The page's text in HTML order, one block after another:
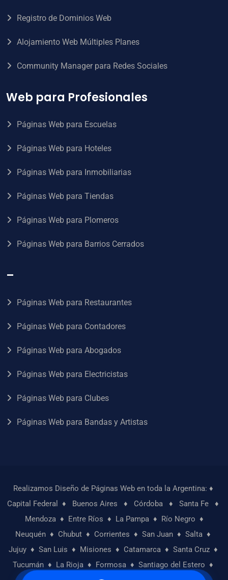
Registro de Dominios Web
Alojamiento Web Múltiples Planes
Community Manager para Redes Sociales
Web para Profesionales
Páginas Web para Escuelas
Páginas Web para Hoteles
Páginas Web para Inmobiliarias
Páginas Web para Tiendas
Páginas Web para Plomeros
Páginas Web para Barrios Cerrados
–
Páginas Web para Restaurantes
Páginas Web para Contadores
Páginas Web para Abogados
Páginas Web para Electricistas
Páginas Web para Clubes
Páginas Web para Bandas y Artistas
Realizamos Diseño de Páginas Web en toda la Argentina: ♦
Capital Federal
♦ Buenos Aires ♦ Córdoba ♦ Santa Fe ♦
Mendoza♦ Entre Ríos ♦ La Pampa♦ Río Negro ♦
Neuquén ♦ Chubut ♦ Corrientes ♦ San Juan ♦ Salta ♦
Jujuy♦ San Luis ♦ Misiones ♦ Catamarca♦ Santa Cruz♦
Tucumán ♦ La Rioja ♦ Formosa ♦ Santiago del Estero ♦